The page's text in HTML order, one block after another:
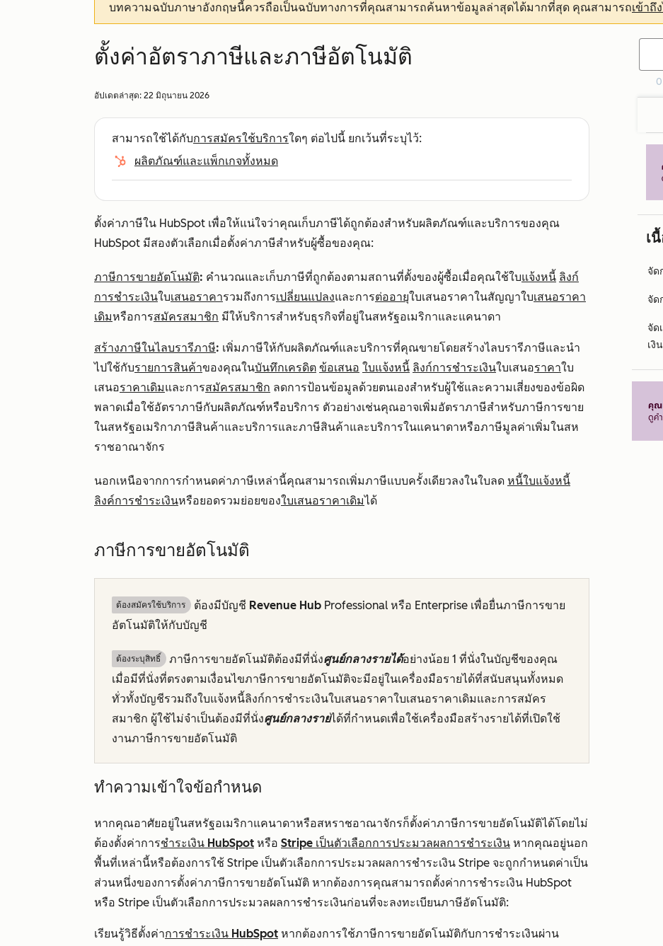
บทความฉบับภาษาอังกฤษนี้ควรถือเป็นฉบับทางการที่คุณสามารถค้นหาข้อมูลล่าสุดได้มากที่สุด คุณสามารถเข้าถึ
ตั้งค่าอัตราภาษีและภาษีอัตโนมัติ
อัปเดตล่าสุด: 22 มิถุนายน 2026
สามารถใช้ได้กับการสมัครใช้บริการใดๆ ต่อไปนี้ ยกเว้นที่ระบุไว้:
ผลิตภัณฑ์และแพ็กเกจทั้งหมด
ตั้งค่าภาษีใน HubSpot เพื่อให้แน่ใจว่าคุณเก็บภาษีได้ถูกต้องสำหรับผลิตภัณฑ์และบริการของคุณ
HubSpot มีสองตัวเลือกเมื่อตั้งค่าภาษีสำหรับผู้ซื้อของคุณ:
ภาษีการขายอัตโนมัติ: คำนวณและเก็บภาษีที่ถูกต้องตามสถานที่ตั้งของผู้ซื้อเมื่อคุณใช้ใบแจ้งหนี้ ลิงก์
การชำระเงินใบเสนอราคารวมถึงการเปลี่ยนแปลงและการต่ออายุใบเสนอราคาในสัญญาใบเสนอราคา
เดิมหรือการสมัครสมาชิก มีให้บริการสำหรับธุรกิจที่อยู่ในสหรัฐอเมริกาและแคนาดา
สร้างภาษีในไลบรารีภาษี: เพิ่มภาษีให้กับผลิตภัณฑ์และบริการที่คุณขายโดยสร้างไลบรารีภาษีและนำ
ไปใช้กับรายการสินค้าของคุณในบันทึกเครดิต ข้อเสนอ ใบแจ้งหนี้ ลิงก์การชำระเงินใบเสนอราคาใบ
เสนอราคาเดิมและการสมัครสมาชิก ลดการป้อนข้อมูลด้วยตนเองสำหรับผู้ใช้และความเสี่ยงของข้อผิด
พลาดเมื่อใช้อัตราภาษีกับผลิตภัณฑ์หรือบริการ ตัวอย่างเช่นคุณอาจเพิ่มอัตราภาษีสำหรับภาษีการขาย
ในสหรัฐอเมริกาภาษีสินค้าและบริการและภาษีสินค้าและบริการในแคนาดาหรือภาษีมูลค่าเพิ่มในสห
ราชอาณาจักร
นอกเหนือจากการกำหนดค่าภาษีเหล่านี้คุณสามารถเพิ่มภาษีแบบครั้งเดียวลงในใบลด หนี้ใบแจ้งหนี้
ลิงค์การชำระเงินหรือยอดรวมย่อยของใบเสนอราคาเดิมได้
ภาษีการขายอัตโนมัติ
ต้องสมัครใช้บริการ ต้องมีบัญชี Revenue Hub Professional หรือ Enterprise เพื่อยื่นภาษีการขาย
อัตโนมัติให้กับบัญชี
ต้องระบุสิทธิ์ ภาษีการขายอัตโนมัติต้องมีที่นั่งศูนย์กลางรายได้อย่างน้อย 1 ที่นั่งในบัญชีของคุณ
เมื่อมีที่นั่งที่ตรงตามเงื่อนไขภาษีการขายอัตโนมัติจะมีอยู่ในเครื่องมือรายได้ที่สนับสนุนทั้งหมด
ทั่วทั้งบัญชีรวมถึงใบแจ้งหนี้ลิงก์การชำระเงินใบเสนอราคาใบเสนอราคาเดิมและการสมัคร
สมาชิก ผู้ใช้ไม่จำเป็นต้องมีที่นั่งศูนย์กลางรายได้ที่กำหนดเพื่อใช้เครื่องมือสร้างรายได้ที่เปิดใช้
งานภาษีการขายอัตโนมัติ
ทำความเข้าใจข้อกำหนด
หากคุณอาศัยอยู่ในสหรัฐอเมริกาแคนาดาหรือสหราชอาณาจักรก็ตั้งค่าภาษีการขายอัตโนมัติได้โดยไม่
ต้องตั้งค่าการชำระเงิน HubSpot หรือ Stripe เป็นตัวเลือกการประมวลผลการชำระเงิน หากคุณอยู่นอก
พื้นที่เหล่านี้หรือต้องการใช้ Stripe เป็นตัวเลือกการประมวลผลการชำระเงิน Stripe จะถูกกำหนดค่าเป็น
ส่วนหนึ่งของการตั้งค่าภาษีการขายอัตโนมัติ หากต้องการคุณสามารถตั้งค่าการชำระเงิน HubSpot
หรือ Stripe เป็นตัวเลือกการประมวลผลการชำระเงินก่อนที่จะลงทะเบียนภาษีอัตโนมัติ:
เรียนรู้วิธีตั้งค่าการชำระเงิน HubSpot หากต้องการใช้ภาษีการขายอัตโนมัติกับการชำระเงินผ่าน
เ
จัด
จัด
จัด
เงิ